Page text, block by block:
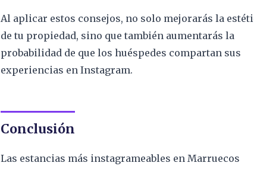
Al aplicar estos consejos, no solo mejorarás la
de tu propiedad, sino que también aumentarás la
probabilidad de que los huéspedes compartan sus
experiencias en Instagram.
Conclusión
Las estancias más instagrameables en Marruecos